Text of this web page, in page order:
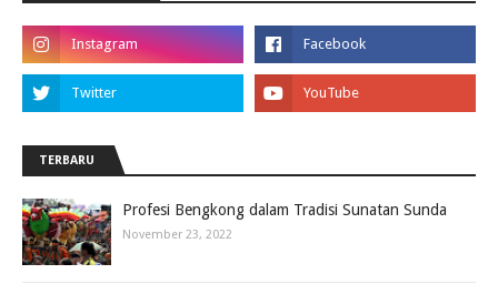
TERBARU
Profesi Bengkong dalam Tradisi Sunatan Sunda
November 23, 2022